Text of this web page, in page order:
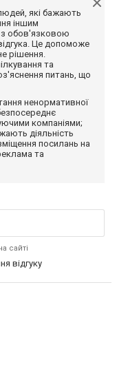
які бажають
іншим
з обов'язковою
Це допоможе
рішення.
та
питань, що
ненормативної
компаніями;
діяльність
посилань на
та
сайті
відгуку